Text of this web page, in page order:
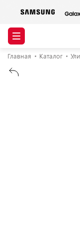
Главная Каталог